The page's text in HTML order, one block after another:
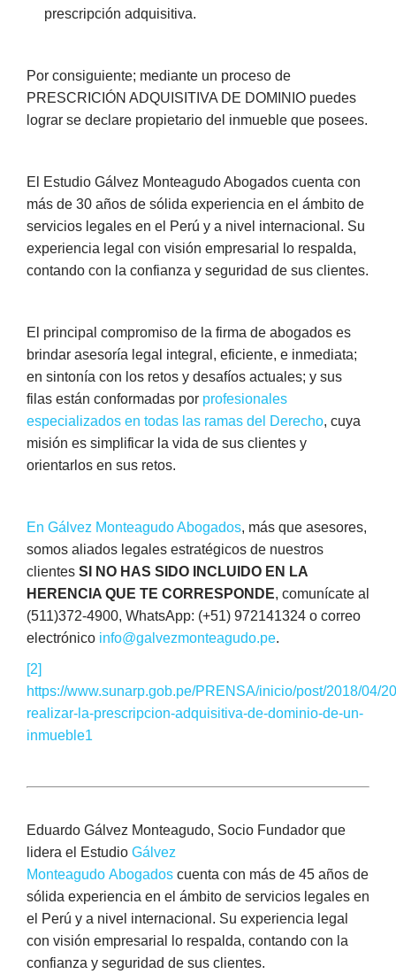
prescripción adquisitiva.
Por consiguiente; mediante un proceso de
PRESCRICIÓN ADQUISITIVA DE DOMINIO puedes
lograr se declare propietario del inmueble que posees.
El Estudio Gálvez Monteagudo Abogados cuenta con
más de 30 años de sólida experiencia en el ámbito de
servicios legales en el Perú y a nivel internacional. Su
experiencia legal con visión empresarial lo respalda,
contando con la confianza y seguridad de sus clientes.
El principal compromiso de la firma de abogados es
brindar asesoría legal integral, eficiente, e inmediata;
en sintonía con los retos y desafíos actuales; y sus
filas están conformadas por profesionales
especializados en todas las ramas del Derecho, cuya
misión es simplificar la vida de sus clientes y
orientarlos en sus retos.
En Gálvez Monteagudo Abogados, más que asesores,
somos aliados legales estratégicos de nuestros
clientes SI NO HAS SIDO INCLUIDO EN LA
HERENCIA QUE TE CORRESPONDE, comunícate al
(511)372-4900, WhatsApp: (+51) 972141324 o correo
electrónico info@galvezmonteagudo.pe.
[2]
https://www.sunarp.gob.pe/PRENSA/inicio/post/2018/04/
realizar-la-prescripcion-adquisitiva-de-dominio-de-un-
inmueble1
Eduardo Gálvez Monteagudo, Socio Fundador que
lidera el Estudio Gálvez
Monteagudo Abogados cuenta con más de 45 años de
sólida experiencia en el ámbito de servicios legales en
el Perú y a nivel internacional. Su experiencia legal
con visión empresarial lo respalda, contando con la
confianza y seguridad de sus clientes.